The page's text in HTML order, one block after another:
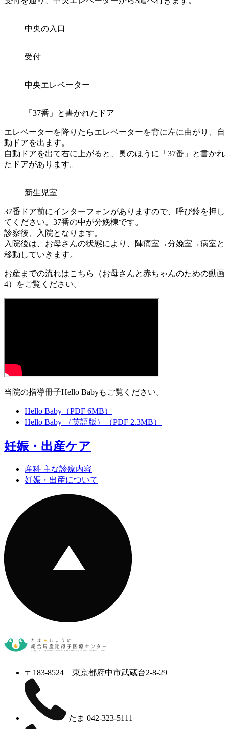
中央の入口
受付
中央エレベーター
「37番」と書かれたドア
エレベーターを降りたらエレベーターを背に左に曲がり、自
動ドアを出ます。
自動ドアを出て右に上がると、奥のほうに「37番」と書かれ
たドアがあります。
新生児室
37番ドア前にインターフォンがありますので、呼び鈴を押し
てください。37番の中が分娩棟です。
診察後、入院となります。
入院後は、お母さんの状態により、陣痛室→分娩室→病室と
移動していきます。
お産までの流れはこちら（お母さんと赤ちゃんのための動画
4）をご覧ください。
当院の指導冊子Hello Babyもご覧ください。
Hello Baby （PDF 6MB）
Hello Baby （英語版）
（PDF 2.3MB）
妊娠・出産ケア
産科 主な診療内容
妊娠・出産について
〒183-8524 東京都府中市武蔵台2-8-29
たま 042-323-5111